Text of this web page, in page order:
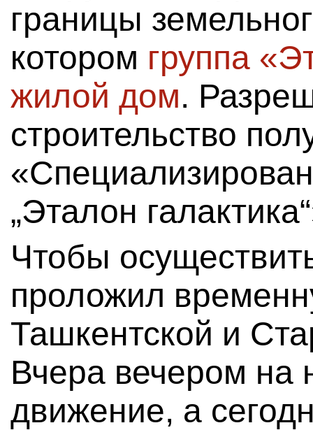
границы
котором группа
жилой дом.
строительство
„Эталон
Чтобы
проложил
Ташкентской и
Вчера вечером на
движение, а